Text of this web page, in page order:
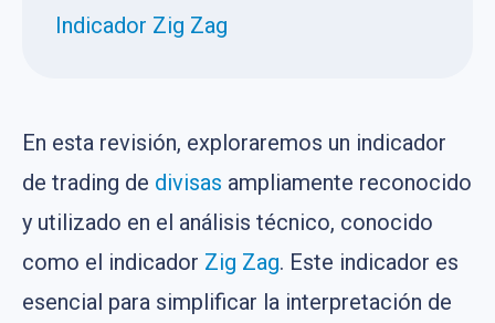
Indicador Zig Zag
En esta revisión, exploraremos un indicador
de trading de divisas ampliamente reconocido
y utilizado en el análisis técnico, conocido
como el indicador Zig Zag. Este indicador es
esencial para simplificar la interpretación de